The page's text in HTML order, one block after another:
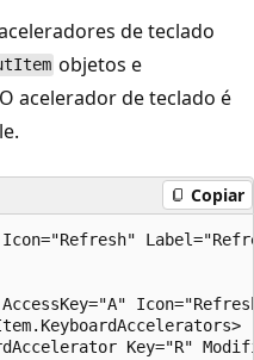
de teclado
objetos e
acelerador de teclado é
Copiar
Icon="Refresh"
Key="R"